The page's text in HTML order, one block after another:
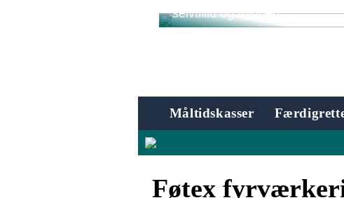
selvtillid og tryghed
Måltidskasser
Føtex